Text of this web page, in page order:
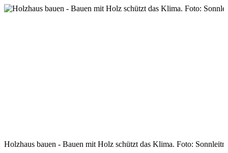
Holzhaus bauen - Bauen mit Holz schützt das Klima. Foto: